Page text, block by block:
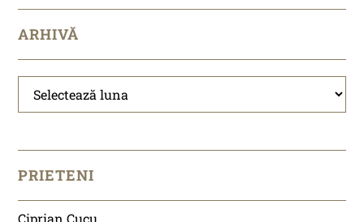
ARHIVĂ
Arhivă
PRIETENI
Ciprian Cucu